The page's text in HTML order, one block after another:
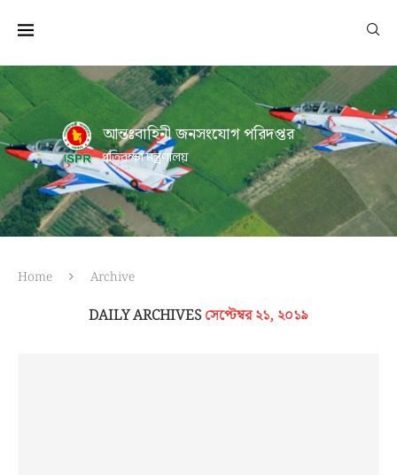
আন্তঃবাহিনী জনসংযোগ পরিদপ্তর
প্রতিরক্ষা মন্ত্রণালয়
Home Archive
DAILY ARCHIVES সেপ্টেম্বর ২১, ২০১৯